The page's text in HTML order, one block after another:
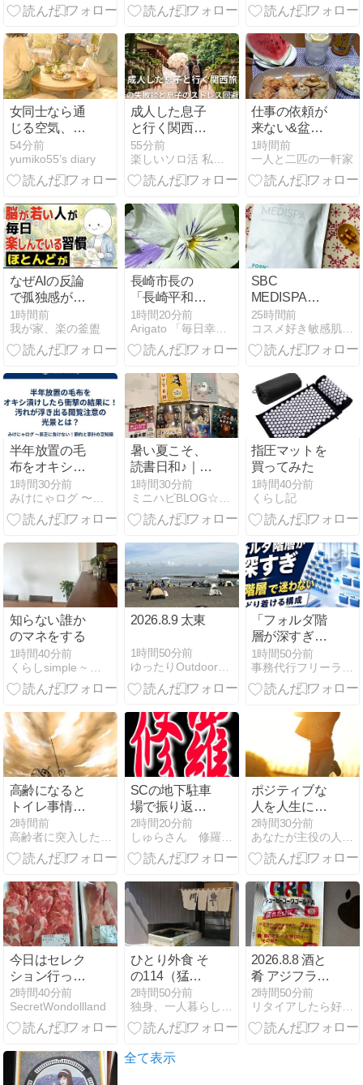
女同士なら通
じる空気、主
人には通じな
い――気づい
た会話の視点
54分前
yumiko55’s diary
成人した息子
と行く関西旅
50代母の失敗
談と息子のス
トレス回避策
55分前
仕事の依頼が
来ない&盆休
み中の掃除バ
イト
1時間前
一人と二匹の一軒家
なぜAIの反論
で孤独感が生
じるのか？
1時間前
我が家、楽の釜盥
長崎市長の
「長崎平和宣
言」最後の被
爆地にという
願いと叫び
1時間20分前
Arigato 「毎日幸せを感じる」懐かしい曲、思い出、終活
SBC
MEDISPA
PDRN
25時間前
コスメ好き敏感肌が目指すロハスな美的生活
半年放置の毛
布をオキシ漬
けしたら衝撃
の結果に！汚
れが浮き出る
1時間30分前
暑い夏こそ、
読書日和♪｜マ
シュマロさん
本屋で爆買
い！念願叶う
1時間30分前
指圧マットを
買ってみた
1時間40分前
くらし記
知らない誰か
のマネをする
1時間40分前
2026.8.9 太東
1時間50分前
ゆったりOutdoor｜自分のペースで楽しもう
「フォルダ階
層が深すぎ」
を変える、た
どり着けるフ
ォルダ構成
1時間50分前
高齢になると
トイレ事情で
旅が普通に出
来なくなる。
2時間前
高齢者に突入した私のシニアライフ
SCの地下駐車
場で振り返っ
た瞬間、音の
しない赤い車
に思いっきり
手が罵倒して
逃げた衝撃
2時間20分前
しゅらさん 修羅場のまとめ
ポジティブな
人を人生に引
き込む5つの
方法
2時間30分前
あなたが主役の人生をハッピーに生きる秘訣
今日はセレク
ション行って
きました#今
日のひとこと
ブログ
2時間40分前
SecretWondollland
ひとり外食 そ
の114（猛暑
はスタミナ
編）
2時間50分前
独身、一人暮らしの日記
2026.8.8 酒と
肴 アジフライ
は30秒(^^)v
2時間50分前
リタイアしたら好きな音楽で散歩するんだ
全て表示